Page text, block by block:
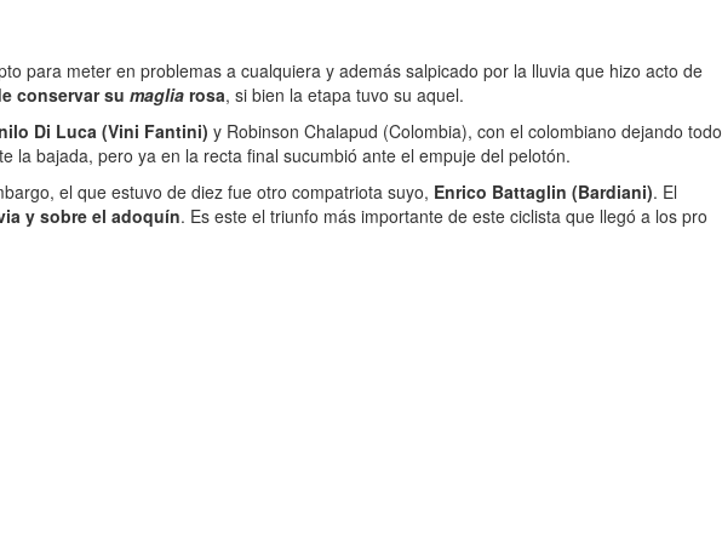
para meter en problemas a cualquiera y además salpicado por la lluvia que hizo acto de
conservar su maglia rosa, si bien la etapa tuvo su aquel.
Di Luca (Vini Fantini) y Robinson Chalapud (Colombia), con el colombiano dejando todo
la bajada, pero ya en la recta final sucumbió ante el empuje del pelotón.
el que estuvo de diez fue otro compatriota suyo, Enrico Battaglin (Bardiani). El
y sobre el adoquín. Es este el triunfo más importante de este ciclista que llegó a los pro